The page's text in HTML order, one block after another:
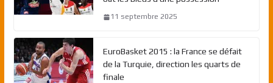
11 septembre 2025
EuroBasket 2015 : la France se défait
de la Turquie, direction les quarts de
finale